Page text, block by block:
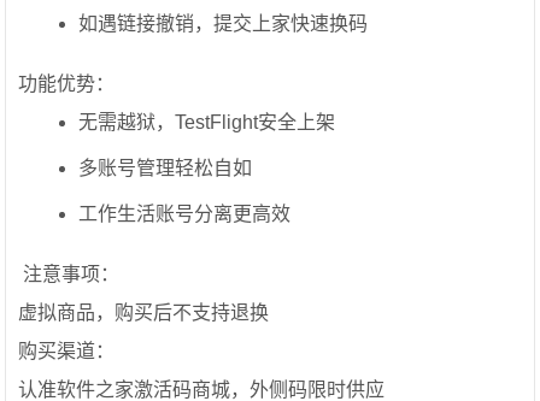
如遇链接撤销，提交上家快速换码
功能优势：
无需越狱，TestFlight安全上架
多账号管理轻松自如
工作生活账号分离更高效
️ 注意事项：
虚拟商品，购买后不支持退换
购买渠道：
认准软件之家激活码商城，外侧码限时供应